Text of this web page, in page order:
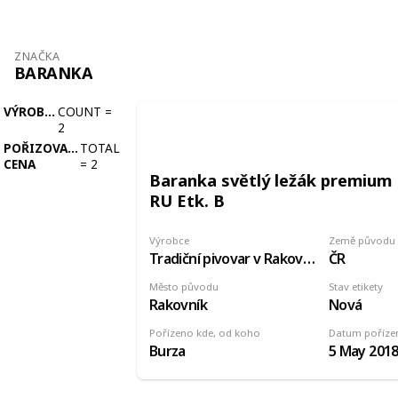
ZNAČKA
BARANKA
VÝROBCE COUNT =
2
POŘIZOVACÍ
CENA
TOTAL
= 2
Baranka světlý ležák premium
RU Etk. B
Výrobce
Tradiční pivovar v Rakovníku
Země původu
ČR
Pořízeno kde, od koho
Burza
Stav etikety
Nová
Datum
5 May 2018
Město původu
Rakovník